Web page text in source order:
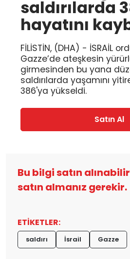
saldırılarda
hayatını
FİLİSTİN, (DHA) - İSRAİL
Gazze’de ateşkesin
girmesinden bu yana
saldırılarda yaşamını
386'ya yükseldi.
Satın Al
Bu bilgi satın
satın almanız gerekir.
ETİKETLER:
saldırı İsrail Gazze